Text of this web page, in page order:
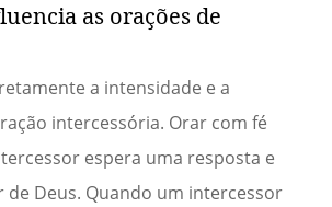
as orações de
a intensidade e a
intercessória. Orar com fé
espera uma resposta e
de Deus. Quando um intercessor